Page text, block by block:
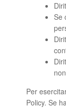
Se
Per
Policy. Se